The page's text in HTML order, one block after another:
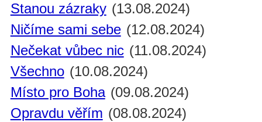
Stanou zázraky (13.08.2024)
Ničíme sami sebe (12.08.2024)
Nečekat vůbec nic (11.08.2024)
Všechno (10.08.2024)
Místo pro Boha (09.08.2024)
Opravdu věřím (08.08.2024)